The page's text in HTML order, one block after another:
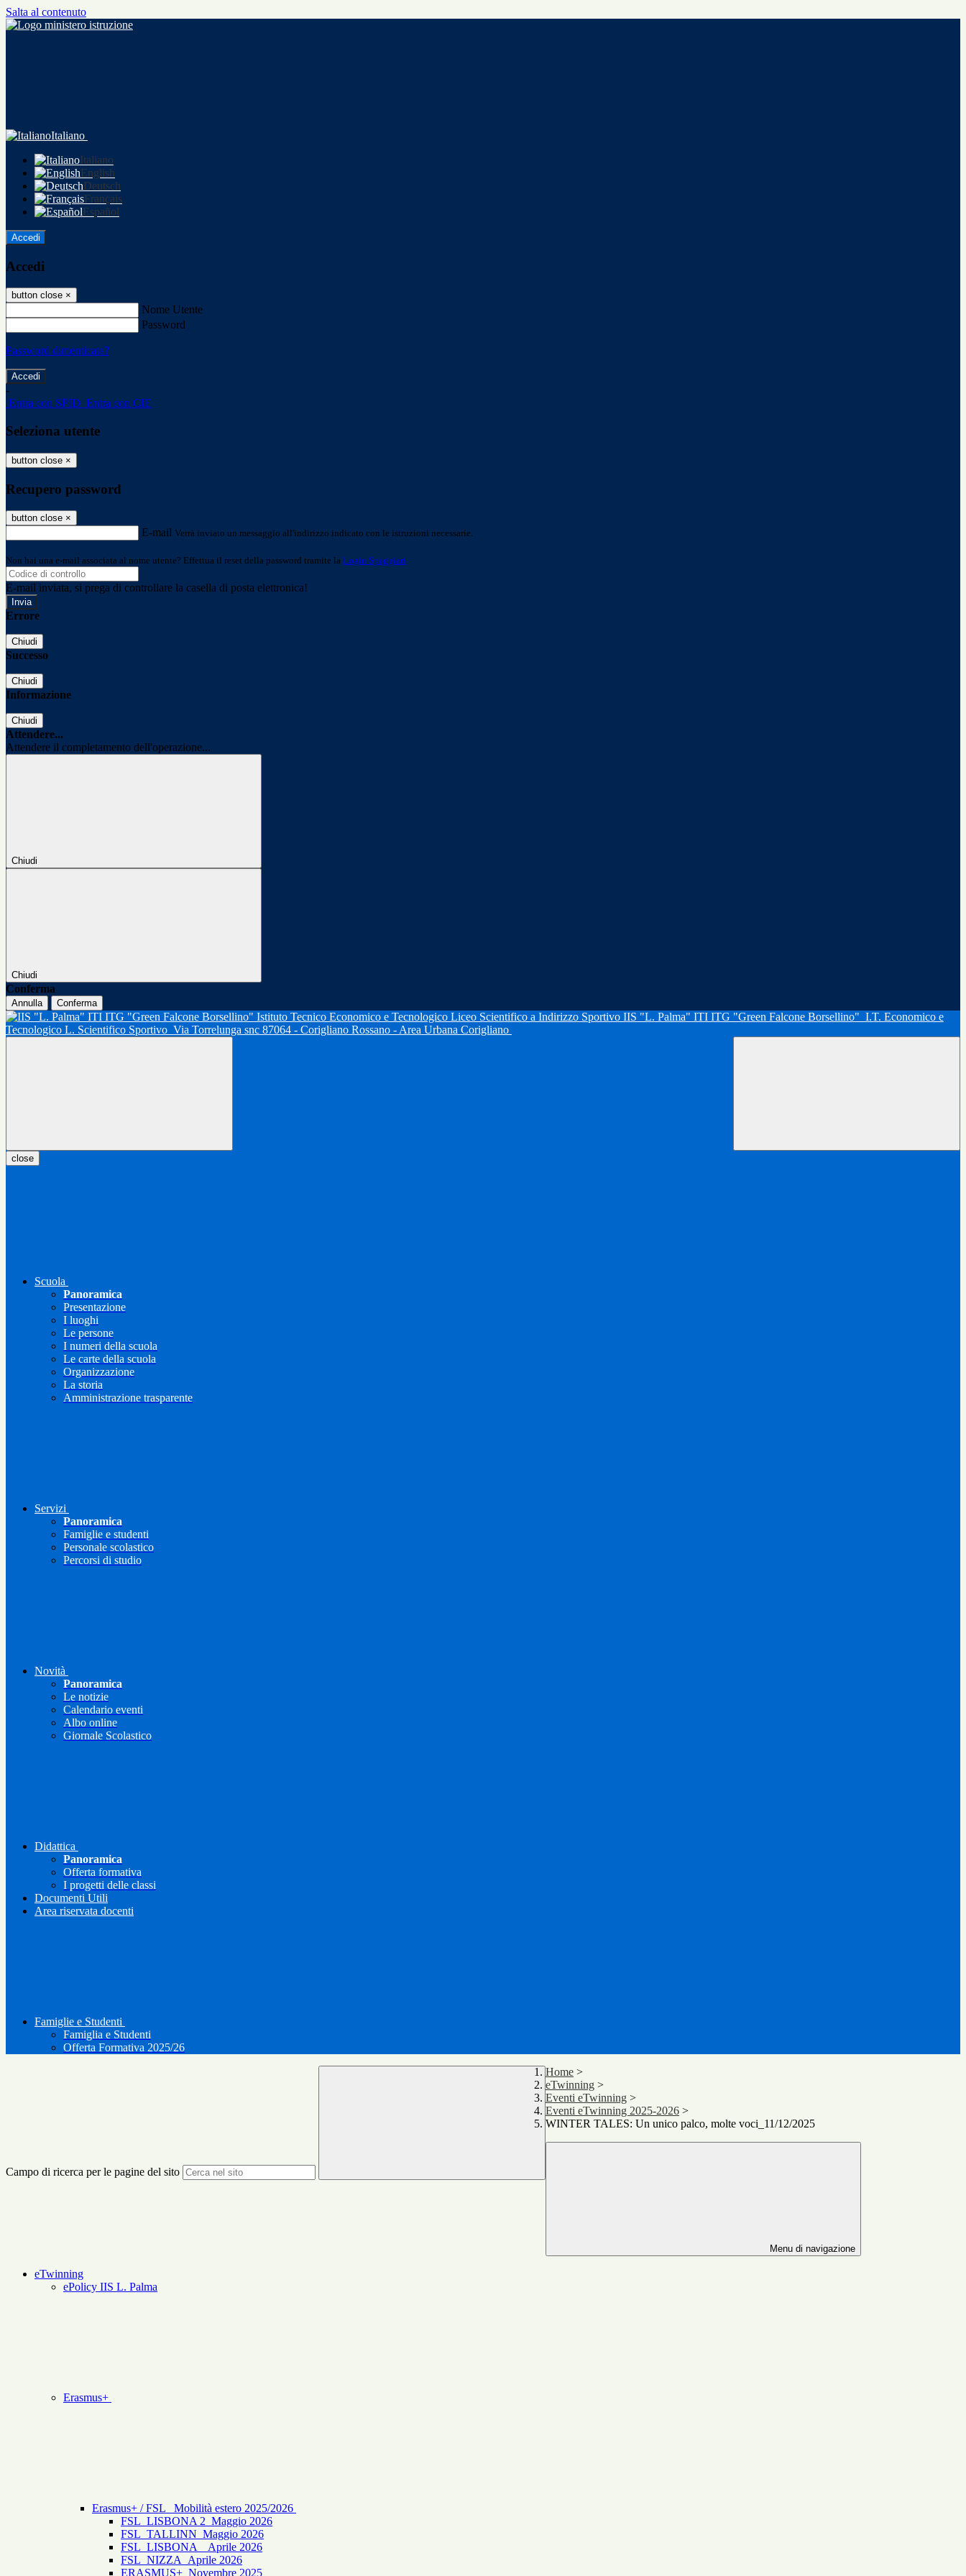
Salta al contenuto
Italiano
Italiano
English
Deutsch
Français
Español
Accedi
Accedi
button close ×
Nome Utente
Password
Password dimenticata?
-
Entra con SPID Entra con CIE
Seleziona utente
button close ×
Recupero password
button close ×
E-mail Verrà inviato un messaggio all'indirizzo indicato con le istruzioni necessarie.
Non hai una e-mail associata al nome utente? Effettua il reset della password tramite la Login Spaggiari
E-mail inviata, si prega di controllare la casella di posta elettronica!
Errore
Chiudi
Successo
Chiudi
Informazione
Chiudi
Attendere...
Attendere il completamento dell'operazione...
Chiudi
Chiudi
Conferma
Annulla Conferma
IIS "L. Palma" ITI ITG "Green Falcone Borsellino" I.T. Economico e
Tecnologico L. Scientifico Sportivo Via Torrelunga snc 87064 - Corigliano Rossano - Area Urbana Corigliano
close
Scuola
Panoramica
Presentazione
I luoghi
Le persone
I numeri della scuola
Le carte della scuola
Organizzazione
La storia
Amministrazione trasparente
Servizi
Panoramica
Famiglie e studenti
Personale scolastico
Percorsi di studio
Novità
Panoramica
Le notizie
Calendario eventi
Albo online
Giornale Scolastico
Didattica
Panoramica
Offerta formativa
I progetti delle classi
Documenti Utili
Area riservata docenti
Famiglie e Studenti
Famiglia e Studenti
Offerta Formativa 2025/26
Campo di ricerca per le pagine del sito
Home >
eTwinning >
Eventi eTwinning >
Eventi eTwinning 2025-2026 >
WINTER TALES: Un unico palco, molte voci_11/12/2025
Menu di navigazione
eTwinning
ePolicy IIS L. Palma
Erasmus+
Erasmus+ / FSL _Mobilità estero 2025/2026
FSL_LISBONA 2_Maggio 2026
FSL_TALLINN_Maggio 2026
FSL_LISBONA _ Aprile 2026
FSL_NIZZA_Aprile 2026
ERASMUS+_Novembre 2025